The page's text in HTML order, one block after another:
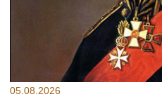
05.08.2026